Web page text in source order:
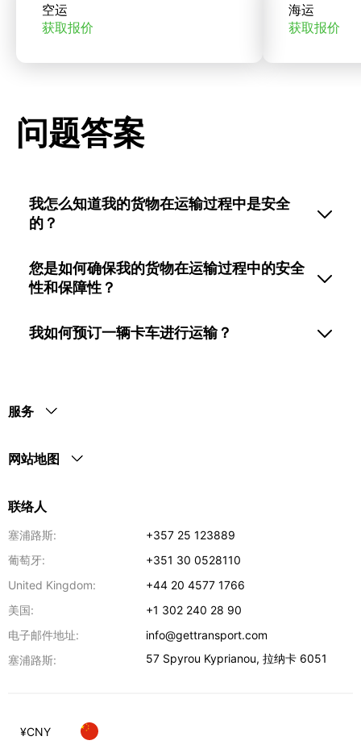
空运
获取报价
海运
获取报价
问题答案
我怎么知道我的货物在运输过程中是安全
的？
您是如何确保我的货物在运输过程中的安全
性和保障性？
我如何预订一辆卡车进行运输？
服务
网站地图
联络人
塞浦路斯:
+357 25 123889
葡萄牙:
+351 30 0528110
United Kingdom:
+44 20 4577 1766
美国:
+1 302 240 28 90
电子邮件地址:
info@gettransport.com
塞浦路斯:
57 Spyrou Kyprianou,拉纳卡 6051
¥CNY